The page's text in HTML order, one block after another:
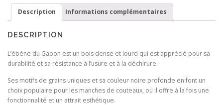
Description Informations complémentaires
DESCRIPTION
L’ébène du Gabon est un bois dense et lourd qui est apprécié pour sa
durabilité et sa résistance à l’usure et à la déchirure.
Ses motifs de grains uniques et sa couleur noire profonde en font un
choix populaire pour les manches de couteaux, où il offre à la fois une
fonctionnalité et un attrait esthétique.